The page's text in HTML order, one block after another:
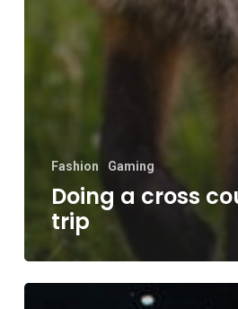
Fashion Gaming
Doing a cross
trip